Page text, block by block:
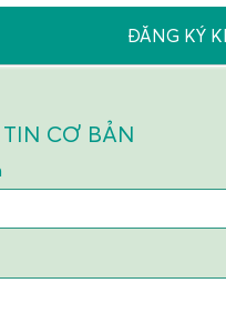
ĐĂNG KÝ
CƠ BẢN